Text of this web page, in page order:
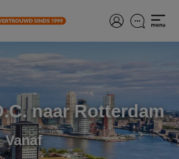
naar Rotterdam
Vanaf